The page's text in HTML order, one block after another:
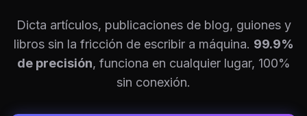
Dicta artículos, publicaciones de blog, guiones y
libros sin la fricción de escribir a máquina. 99.9%
de precisión, funciona en cualquier lugar, 100%
sin conexión.